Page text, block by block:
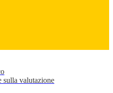
sulla valutazione